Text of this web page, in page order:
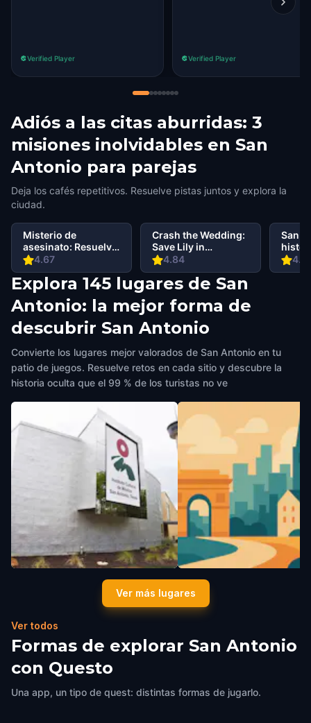
Verified Player Verified Player
Adiós a las citas aburridas: 3
misiones inolvidables en San
Antonio para parejas
Deja los cafés repetitivos. Resuelve pistas juntos y explora la
ciudad.
4.67
Misterio de
asesinato: Resuelve
el caso en Arsenal
San Antonio
4.84
Crash the Wedding:
Save Lily in
Romantic San
Antonio
San
de la
Explora 145 lugares de San
Antonio: la mejor forma de
descubrir San Antonio
Convierte los lugares mejor valorados de San Antonio en tu
patio de juegos. Resuelve retos en cada sitio y descubre la
historia oculta que el 99 % de los turistas no ve
United States of America
Villa Finale: Museum &
San Antonio
Ver más lugares
Ver todos
Formas de explorar San Antonio
con Questo
Una app, un tipo de quest: distintas formas de jugarlo.